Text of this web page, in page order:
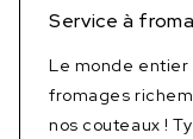
Service à
Le monde entier
fromages
nos couteaux !